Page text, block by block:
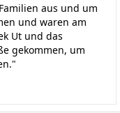
aus und um
und waren am
Ut und das
gekommen, um